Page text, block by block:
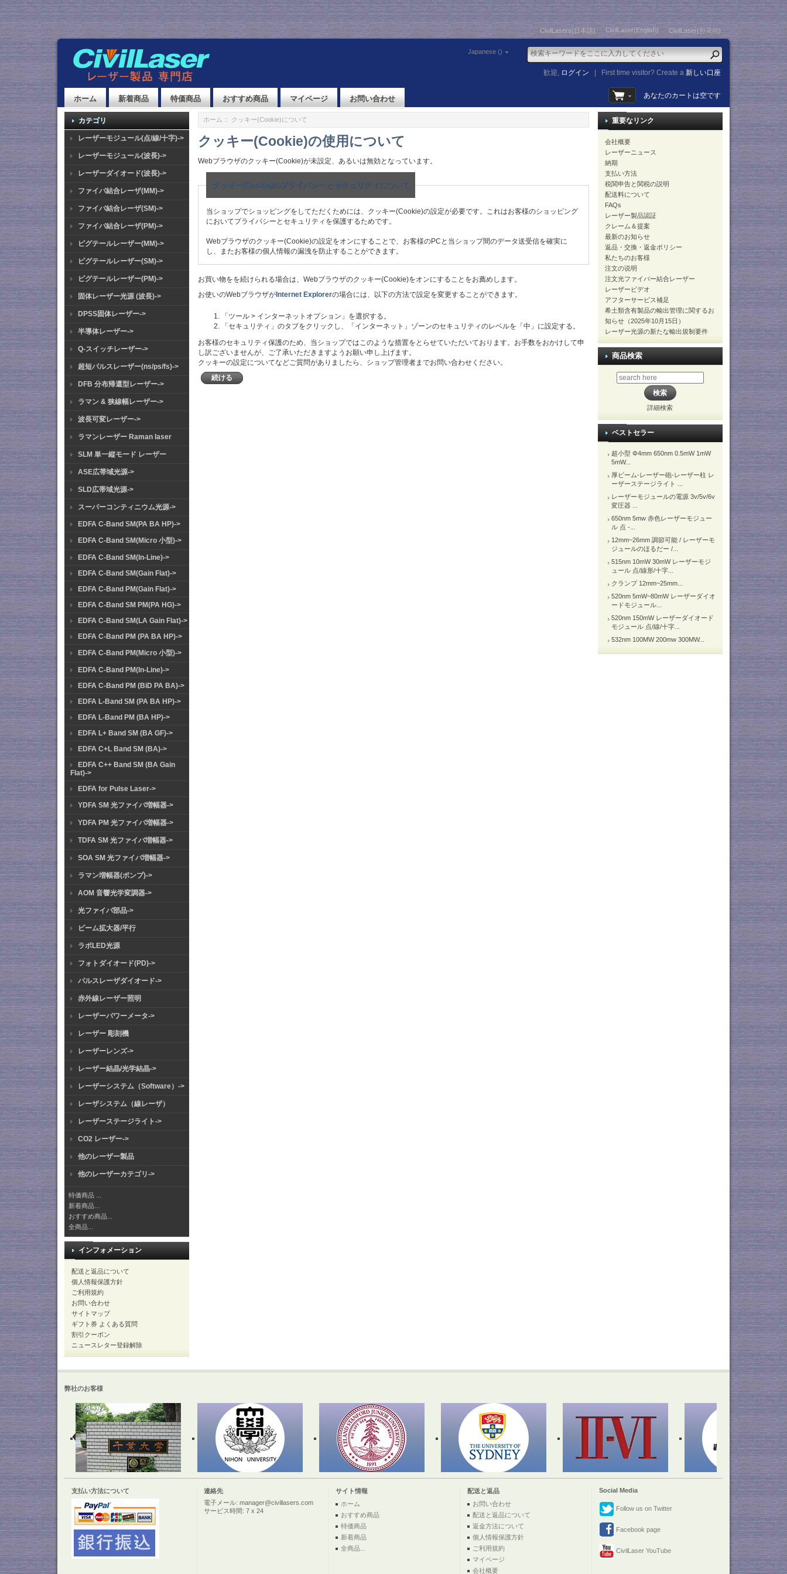
CivilLasers(日本語) CivilLaser(English) CivilLaser(한국어)
Japanese ()
歓迎, ログイン First time visitor? Create a新しい口座
ホーム 新着商品 特価商品 おすすめ商品 マイページ お問い合わせ あなたのカートは空です
カテゴリ
レーザーモジュール(点/線/十字)->
レーザーモジュール(波長)->
レーザーダイオード(波長)->
ファイバ結合レーザ(MM)->
ファイバ結合レーザ(SM)->
ファイバ結合レーザ(PM)->
ピグテールレーザー(MM)->
ピグテールレーザー(SM)->
ピグテールレーザー(PM)->
固体レーザー光源 (波長)->
DPSS固体レーザー->
半導体レーザー->
Q-スイッチレーザー->
超短パルスレーザー(ns/ps/fs)->
DFB 分布帰還型レーザー->
ラマン & 狭線幅レーザー->
波長可変レーザー->
ラマンレーザー Raman laser
SLM 単一縦モード レーザー
ASE広帯域光源->
SLD広帯域光源->
スーパーコンティニウム光源->
EDFA C-Band SM(PA BA HP)->
EDFA C-Band SM(Micro 小型)->
EDFA C-Band SM(In-Line)->
EDFA C-Band SM(Gain Flat)->
EDFA C-Band PM(Gain Flat)->
EDFA C-Band SM PM(PA HG)->
EDFA C-Band SM(LA Gain Flat)->
EDFA C-Band PM (PA BA HP)->
EDFA C-Band PM(Micro 小型)->
EDFA C-Band PM(In-Line)->
EDFA C-Band PM (BiD PA BA)->
EDFA L-Band SM (PA BA HP)->
EDFA L-Band PM (BA HP)->
EDFA L+ Band SM (BA GF)->
EDFA C+L Band SM (BA)->
EDFA C++ Band SM (BA Gain
Flat)->
EDFA for Pulse Laser->
YDFA SM 光ファイバ増幅器->
YDFA PM 光ファイバ増幅器->
TDFA SM 光ファイバ増幅器->
SOA SM 光ファイバ増幅器->
ラマン増幅器(ポンプ)->
AOM 音響光学変調器->
光ファイバ部品->
ビーム拡大器/平行
ラボLED光源
フォトダイオード(PD)->
パルスレーザダイオード->
赤外線レーザー照明
レーザーパワーメータ->
レーザー 彫刻機
レーザーレンズ->
レーザー結晶/光学結晶->
レーザーシステム（Software）->
レーザシステム（線レーザ）
レーザーステージライト->
CO2 レーザー->
他のレーザー製品
他のレーザーカテゴリ->
特価商品 ...
新着商品...
おすすめ商品...
全商品...
インフォメーション
配送と返品について
個人情報保護方針
ご利用規約
お問い合わせ
サイトマップ
ギフト券 よくある質問
割引クーポン
ニュースレター登録解除
ホーム :: クッキー(Cookie)について
クッキー(Cookie)の使用について
Webブラウザのクッキー(Cookie)が未設定、あるいは無効となっています。
クッキー(Cookie)のプライバシーとセキュリティについて
当ショップでショッピングをしてただくためには、クッキー(Cookie)の設定が必要です。これはお客様のショッピング
においてプライバシーとセキュリティを保護するためです。
Webブラウザのクッキー(Cookie)の設定をオンにすることで、お客様のPCと当ショップ間のデータ送受信を確実に
し、またお客様の個人情報の漏洩を防止することができます。
お買い物をを続けられる場合は、Webブラウザのクッキー(Cookie)をオンにすることをお薦めします。
お使いのWebブラウザがInternet Explorerの場合には、以下の方法で設定を変更することができます。
「ツール > インターネットオプション」を選択する。
「セキュリティ」のタブをクリックし、「インターネット」ゾーンのセキュリティのレベルを「中」に設定する。
お客様のセキュリティ保護のため、当ショップではこのような措置をとらせていただいております。お手数をおかけして申
し訳ございませんが、ご了承いただきますようお願い申し上げます。
クッキーの設定についてなどご質問がありましたら、ショップ管理者までお問い合わせください。
続ける
重要なリンク
会社概要
レーザーニュース
納期
支払い方法
税関申告と関税の説明
配送料について
FAQs
レーザー製品認証
クレーム＆提案
最新のお知らせ
返品・交換・返金ポリシー
私たちのお客様
注文の说明
注文光ファイバー結合レーザー
レーザービデオ
アフターサービス補足
希土類含有製品の輸出管理に関するお
知らせ（2025年10月15日）
レーザー光源の新たな輸出規制要件
商品検索
詳細検索
ベストセラー
超小型 Φ4mm 650nm 0.5mW 1mW
5mW...
厚ビーム-レーザー砲-レーザー柱 レ
ーザーステージライト ...
レーザーモジュールの電源 3v/5v/6v
変圧器 ...
650nm 5mw 赤色レーザーモジュー
ル 点 -...
12mm~26mm 調節可能 / レーザーモ
ジュールのほるだー /...
515nm 10mW 30mW レーザーモジ
ュール 点/線形/十字...
クランプ 12mm~25mm...
520nm 5mW~80mW レーザーダイオ
ードモジュール...
520nm 150mW レーザーダイオード
モジュール 点/線/十字...
532nm 100MW 200mw 300MW...
弊社のお客様
支払い方法について 連絡先 サイト情報 配送と返品
Social Media
電子メール: manager@civillasers.com
サービス時間: 7 x 24
ホーム
おすすめ商品
特価商品
新着商品
全商品...
お問い合わせ
配送と返品について
返金方法について
個人情報保護方針
ご利用規約
マイページ
会社概要
Follow us on Twitter
Facebook page
CivilLaser YouTube